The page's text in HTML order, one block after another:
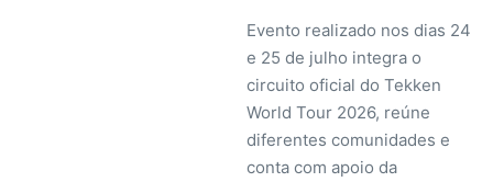
Evento realizado nos dias 24
e 25 de julho integra o
circuito oficial do Tekken
World Tour 2026, reúne
diferentes comunidades e
conta com apoio da